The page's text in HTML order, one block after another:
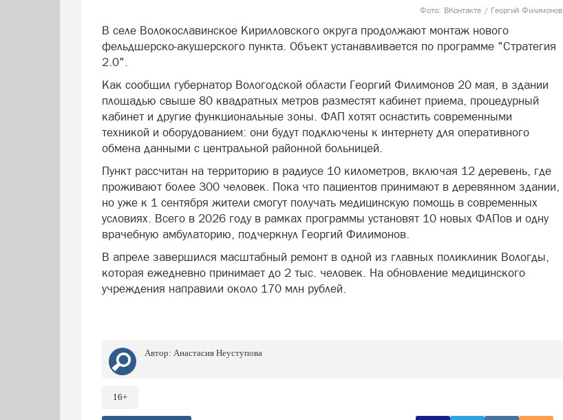
Фото: ВКонтакте / Георгий Филимонов
В селе Волокославинское Кирилловского округа продолжают монтаж нового
фельдшерско-акушерского пункта. Объект устанавливается по программе "Стратегия
2.0".
Как сообщил губернатор Вологодской области Георгий Филимонов 20 мая, в здании
площадью свыше 80 квадратных метров разместят кабинет приема, процедурный
кабинет и другие функциональные зоны. ФАП хотят оснастить современными
техникой и оборудованием: они будут подключены к интернету для оперативного
обмена данными с центральной районной больницей.
Пункт рассчитан на территорию в радиусе 10 километров, включая 12 деревень, где
проживают более 300 человек. Пока что пациентов принимают в деревянном здании,
но уже к 1 сентября жители смогут получать медицинскую помощь в современных
условиях. Всего в 2026 году в рамках программы установят 10 новых ФАПов и одну
врачебную амбулаторию, подчеркнул Георгий Филимонов.
В апреле завершился масштабный ремонт в одной из главных поликлиник Вологды,
которая ежедневно принимает до 2 тыс. человек. На обновление медицинского
учреждения направили около 170 млн рублей.
Автор: Анастасия Неуступова
16+